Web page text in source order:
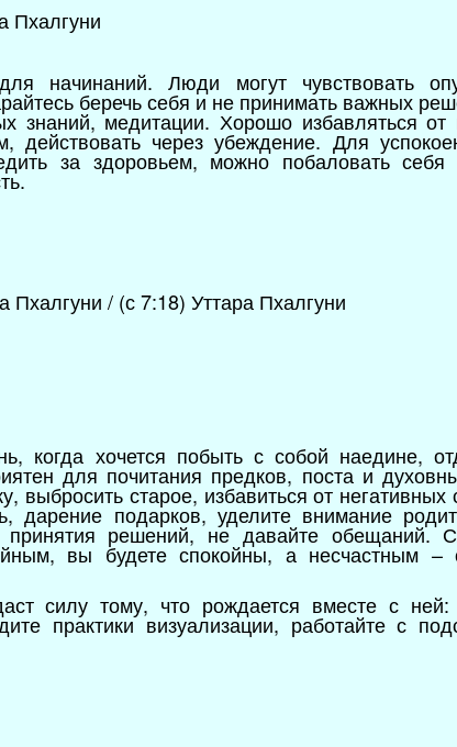
Пхалгуни
начинаний. Люди могут чувствовать
беречь себя и не принимать важных
знаний, медитации. Хорошо избавляться от
действовать через убеждение. Для
за здоровьем, можно побаловать себя
/ (с 7:18) Уттара Пхалгуни
когда хочется побыть с собой наедине,
для почитания предков, поста и
выбросить старое, избавиться от негативных
дарение подарков, уделите внимание
принятия решений, не давайте обещаний.
вы будете спокойны, а несчастным –
силу тому, что рождается вместе с ней:
практики визуализации, работайте с